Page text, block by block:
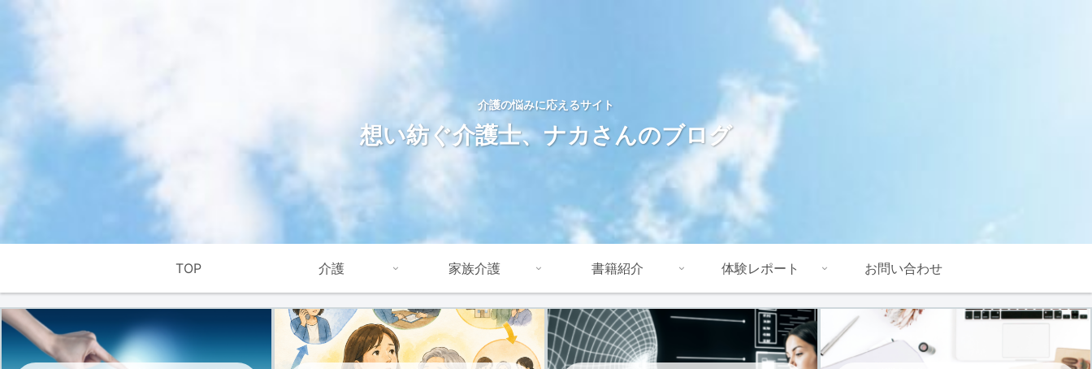
介護の悩みに応えるサイト
想い紡ぐ介護士、ナカさんのブログ
TOP 介護 家族介護 書籍紹介 体験レポート お問い合わせ